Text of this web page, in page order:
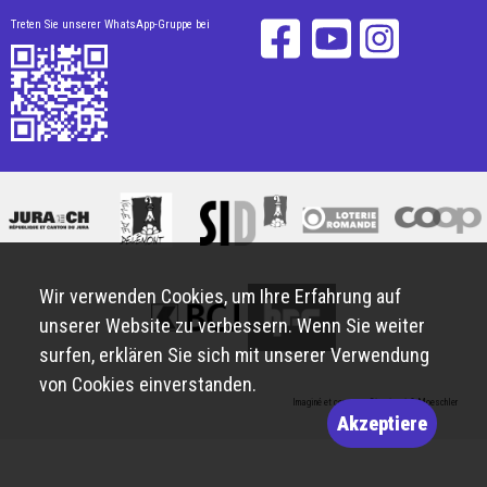
Treten Sie unserer WhatsApp-Gruppe bei
Imaginé et conçu parGiorgianni & Moeschler
Wir verwenden Cookies, um Ihre Erfahrung auf
unserer Website zu verbessern. Wenn Sie weiter
surfen, erklären Sie sich mit unserer Verwendung
von Cookies einverstanden.
Akzeptiere